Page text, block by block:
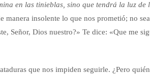
en las tinieblas, sino que tendrá la luz de
manera insolente lo que nos prometió; no
Señor, Dios nuestro?» Te dice: «Que me
que nos impiden seguirle. ¿Pero